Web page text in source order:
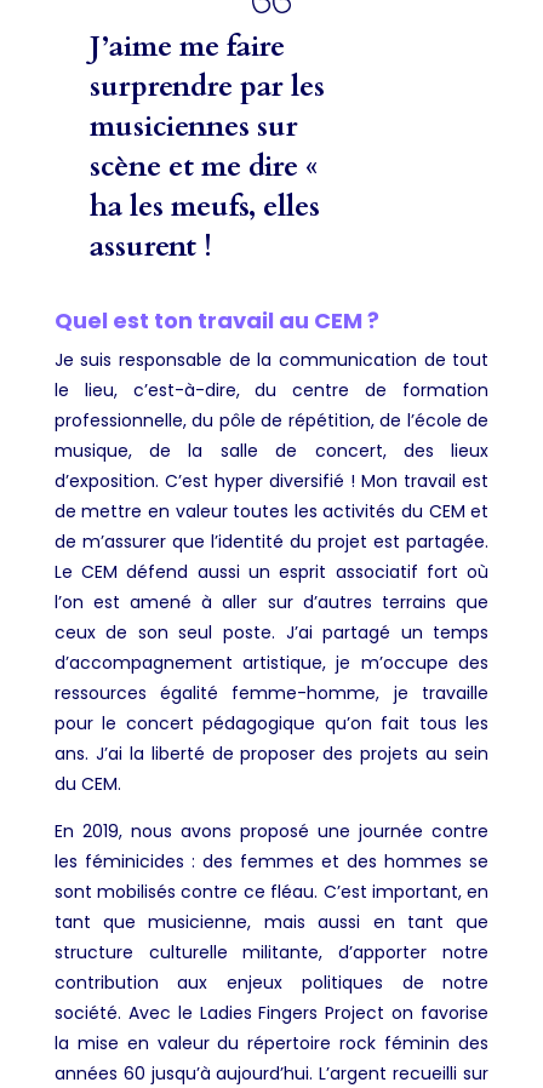
J’aime me faire
surprendre par les
musiciennes sur
scène et me dire «
ha les meufs, elles
assurent !
Quel est ton travail au CEM ?
Je suis responsable de la communication de tout
le lieu, c’est-à-dire, du centre de formation
professionnelle, du pôle de répétition, de l’école de
musique, de la salle de concert, des lieux
d’exposition. C’est hyper diversifié ! Mon travail est
de mettre en valeur toutes les activités du CEM et
de m’assurer que l’identité du projet est partagée.
Le CEM défend aussi un esprit associatif fort où
l’on est amené à aller sur d’autres terrains que
ceux de son seul poste. J’ai partagé un temps
d’accompagnement artistique, je m’occupe des
ressources égalité femme-homme, je travaille
pour le concert pédagogique qu’on fait tous les
ans. J’ai la liberté de proposer des projets au sein
du CEM.
En 2019, nous avons proposé une journée contre
les féminicides : des femmes et des hommes se
sont mobilisés contre ce fléau. C’est important, en
tant que musicienne, mais aussi en tant que
structure culturelle militante, d’apporter notre
contribution aux enjeux politiques de notre
société. Avec le Ladies Fingers Project on favorise
la mise en valeur du répertoire rock féminin des
années 60 jusqu’à aujourd’hui. L’argent recueilli sur